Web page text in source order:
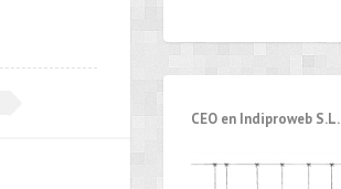
CEO en Indiproweb S.L.